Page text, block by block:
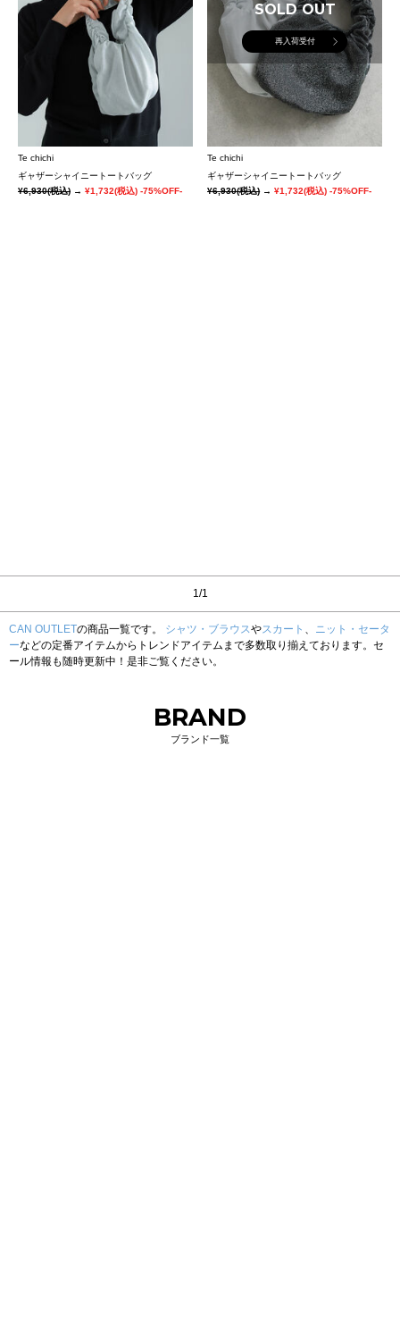
Te chichi
ギャザーシャイニートートバッグ
¥6,930(税込) → ¥1,732(税込) -75%OFF-
SOLD OUT
再入荷受付
Te chichi
ギャザーシャイニートートバッグ
¥6,930(税込)→¥1,732(税込) -75%OFF-
1/1
CAN OUTLETの商品一覧です。 シャツ・ブラウスやスカート 、 ニット・セータ
ーなどの定番アイテムからトレンドアイテムまで多数取り揃えております。セ
ール情報も随時更新中！是非ご覧ください。
BRAND
ブランド一覧